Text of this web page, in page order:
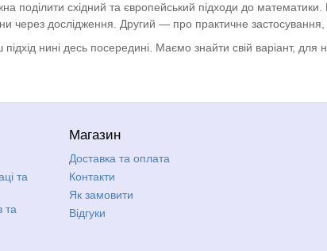
поділити східний та європейський підходи до
через дослідження. Другий — про практичне
нині десь посередині. Маємо знайти свій варіант, для
та
та
Магазин
Доставка та оплата
Контакти
Як замовити
Відгуки